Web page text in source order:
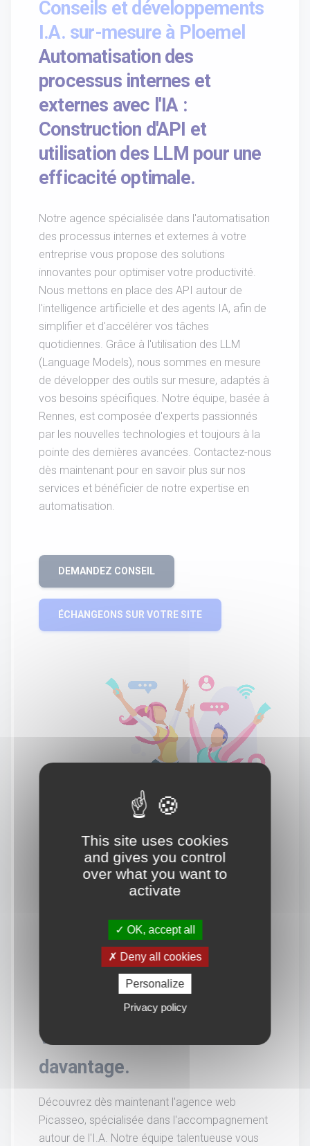
Conseils et développements
I.A. sur-mesure à Ploemel
Automatisation des
processus internes et
externes avec l'IA :
Construction d'API et
utilisation des LLM pour une
efficacité optimale.
Notre agence spécialisée dans l'automatisation
des processus internes et externes à votre
entreprise vous propose des solutions
innovantes pour optimiser votre productivité.
Nous mettons en place des API autour de
l'intelligence artificielle et des agents IA, afin de
simplifier et d'accélérer vos tâches
quotidiennes. Grâce à l'utilisation des LLM
(Language Models), nous sommes en mesure
de développer des outils sur mesure, adaptés à
vos besoins spécifiques. Notre équipe, basée à
Rennes, est composée d'experts passionnés
par les nouvelles technologies et toujours à la
pointe des dernières avancées. Contactez-nous
dès maintenant pour en savoir plus sur nos
services et bénéficier de notre expertise en
automatisation.
DEMANDEZ CONSEIL
ÉCHANGEONS SUR VOTRE SITE
Vous souhaitez en savoir
davantage.
Découvrez dès maintenant l'agence web
Picasseo, spécialisée dans l'accompagnement
autour de l'I.A. Notre équipe talentueuse vous
This site uses cookies
and gives you control
over what you want to
activate
OK, accept all
Deny all cookies
Personalize
Privacy policy